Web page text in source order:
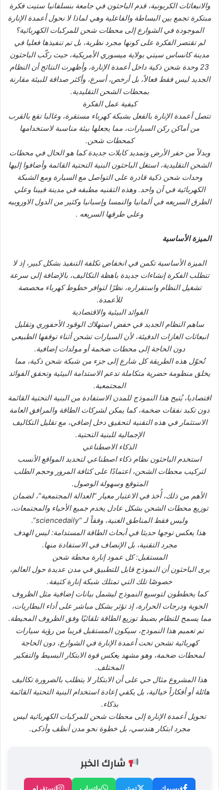
والانبعاثات الكربونية، قدم الباحثون في جامعة بنسلفانيا ستيت فكرة
مبتكرة تجمع بين البساطة والفاعلية وهي لماذا لا نحول أعمدة الإنارة
الموجودة في الشوارع إلى محطات شحن للمركبات الكهربائية؟
لم تقتصر الفكرة على كونها مجرد نظرية، بل تم تنفيذها فعليا في
مدينة كانساس سيتي بولاية ميسوري الأمريكية، حيث ركّب الباحثون
23 وحدة شحن ذكية داخل أعمدة الإنارة، وأظهرت النتائج أن النظام
الجديد ليس فقط فعالاً، بل أرخص، أسرع، وأكثر صداقة للبيئة مقارنة
بمحطات الشحن التقليدية.
كيفية عمل الفكرة
تتصل أعمدة الإنارة بالفعل بشبكة كهرباء مستقرة، وغالبا تقع بالقرب
من أماكن ركن السيارات، مما يجعلها بيئة مناسبة لاستخدامها
كمحطات شحن.
وبدلاً من حفر الأرض وتمديد كابلات جديدة كما هو الحال في محطات
الشحن التقليدية، استغل الباحثون البنية التحتية القائمة وأضافوا إليها
وحدات شحن ذكية قادرة على التواصل مع السيارة ومع الشبكة
الكهربائية في آن واحد. وهذه التقنيه مطبقه في مدينة فيينا وعلي
الطرق السريعه في ألمانيا والنمسا وإسبانيا وكثير من الدول الاوروبيه
وعلي طرقها السريعه .
الميزة الأساسية
الميزة الأساسية تكمن في انخفاض تكلفة التنفيذ بشكل كبير، إذ لا
تتطلب الفكرة إنشاءات جديدة باهظة التكاليف، بالإضافة إلى سرعة
تشغيل النظام واستقراره، نظرًا لتوافر خطوط كهرباء مخصصة
للأعمدة.
الفوائد البيئية والاقتصادية
ساهم النظام الجديد في خفض استهلاك الوقود الأحفوري وتقليل
انبعاثات الغازات الدفيئة، لأن السيارات تشحن أثناء توقفها الطبيعي
دون الحاجة إلى محطات ضخمة أو مولدات إضافية.
تُحوّل هذه الطريقة كل شارع إلى جزء من شبكة شحن ذكية، مما
يخلق منظومة حضرية متكاملة تدعم الاستدامة البيئية وتحقق الفوائد
المجتمعية.
اقتصاديا، يُتيح هذا النموذج للمدن الاستفادة من البنية التحتية القائمة
دون تكبد نفقات ضخمة، كما يمكن لشركات الطاقة والمرافق العامة
الاستثمار في هذه التقنية لتحقيق دخل إضافي، مع تقليل التكاليف
الإجمالية للبنية التحتية.
الذكاء الاصطناعي
استخدم الباحثون نظام ذكاء اصطناعي لتحديد المواقع الأنسب
لتركيب محطات الشحن، اعتمادًا على كثافة المرور وحجم الطلب
المتوقع وسهولة الوصول.
الأهم من ذلك، أُخذ في الاعتبار معيار “العدالة المجتمعية”، لضمان
توزيع محطات الشحن بشكل عادل يخدم جميع الأحياء والمجتمعات،
وليس فقط المناطق الغنية، وفقاً لـ “sciencedaily”.
هذا يعكس توجها حديثا في أبحاث الطاقة المستدامة: ليس الهدف
مجرد التقنية، بل الإنصاف في الاستفادة منها.
المستقبل: كل عمود إنارة محطة شحن
يرى الباحثون أن النموذج قابل للتطبيق في مدن عديدة حول العالم،
خصوصًا تلك التي تمتلك شبكة إنارة كثيفة.
كما يخططون لتوسيع النموذج ليشمل بيانات إضافية مثل الظروف
الجوية ودرجات الحرارة، إذ تؤثر بشكل مباشر على أداء البطاريات،
مما يسمح للنظام بضبط توزيع الطاقة تلقائيًا وفق الظروف المحيطة.
تم تعميم هذا النموذج، سيكون المستقبل قريبا من رؤية سيارات
كهربائية تشحن تحت أعمدة الإنارة في الشوارع، دون الحاجة
لمحطات ضخمة، وهو مشهد يعكس قوة الابتكار البسيط والتفكير
المختلف.
هذا المشروع مثال حي على أن الابتكار لا يتطلب بالضرورة تكاليف
هائلة أو أفكاراً خيالية، بل يكفي إعادة استخدام البنية التحتية القائمة
بذكاء.
تحويل أعمدة الإنارة إلى محطات شحن للمركبات الكهربائية ليس
مجرد ابتكار هندسي، بل خطوة نحو مدن أنظف وأذكى.
شارك الخبر
فيسبوك تويتر واتساب إنستقرام